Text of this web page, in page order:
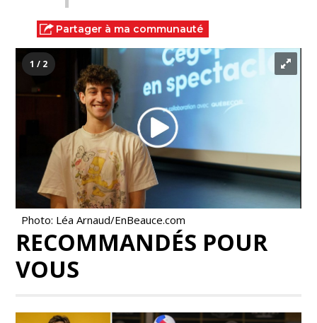
Partager à ma communauté
1 / 2
Photo: Léa Arnaud/EnBeauce.com
RECOMMANDÉS POUR
VOUS